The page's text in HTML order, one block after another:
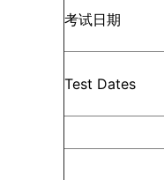
考试日期
Test Dates